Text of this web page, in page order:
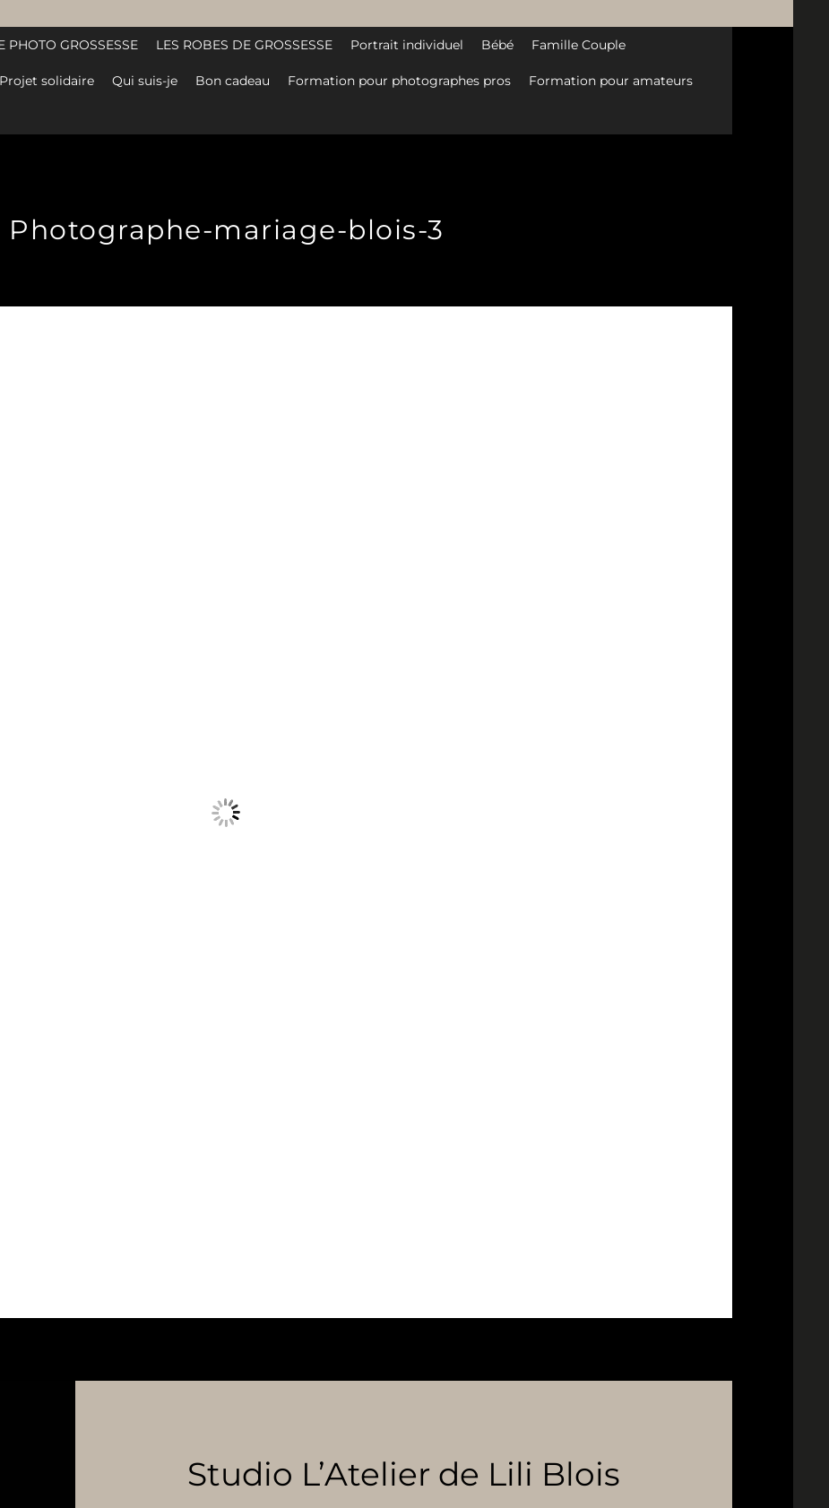
PHOTO GROSSESSE LES ROBES DE GROSSESSE Portrait individuel Bébé Famille Couple
Projet solidaire Qui suis-je Bon cadeau Formation pour photographes pros Formation pour amateurs
Photographe-mariage-blois-3
Studio L’Atelier de Lili Blois